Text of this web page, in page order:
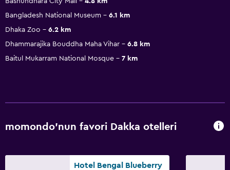
Bangladesh National Museum
6.1 km
Dhaka Zoo
6.2 km
Dhammarajika Bouddha Maha Vihar
6.8 km
Baitul Mukarram National Mosque
7 km
momondo'nun favori Dakka otelleri
Hotel Bengal Blueberry